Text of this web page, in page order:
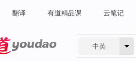
翻译 有道精品课 云笔记
中英